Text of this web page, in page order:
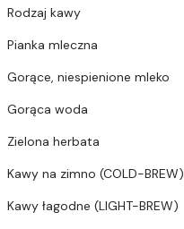
Rodzaj kawy
Pianka mleczna
Gorące, niespienione mleko
Gorąca woda
Zielona herbata
Kawy na zimno (COLD-BREW)
Kawy łagodne (LIGHT-BREW)